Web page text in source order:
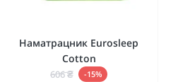
Наматрацник Eurosleep
Cotton
606 ₴ -15%